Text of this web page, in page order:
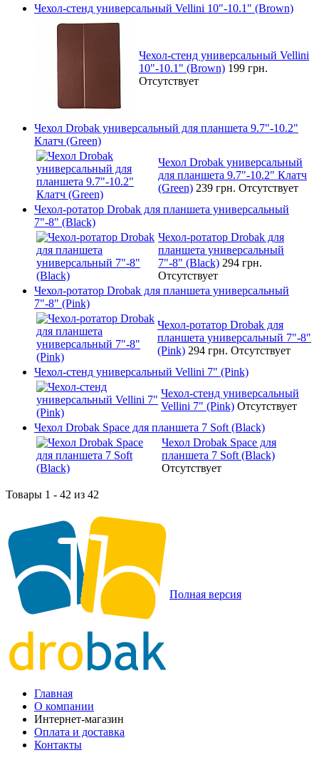
Чехол-стенд универсальный Vellini 10"-10.1" (Brown)
Чехол-стенд универсальный Vellini
10"-10.1" (Brown) 199 грн.
Отсутствует
Чехол Drobak универсальный для планшета 9.7"-10.2"
Клатч (Green)
Чехол Drobak универсальный
для планшета 9.7"-10.2" Клатч
(Green) 239 грн. Отсутствует
Чехол-ротатор Drobak для планшета универсальный
7"-8" (Black)
Чехол-ротатор Drobak для
планшета универсальный
7"-8" (Black) 294 грн.
Отсутствует
Чехол-ротатор Drobak для планшета универсальный
7"-8" (Pink)
Чехол-ротатор Drobak для
планшета универсальный 7"-8"
(Pink) 294 грн. Отсутствует
Чехол-стенд универсальный Vellini 7" (Pink)
Чехол-стенд универсальный
Vellini 7" (Pink) Отсутствует
Чехол Drobak Space для планшета 7 Soft (Black)
Чехол Drobak Space для
планшета 7 Soft (Black)
Отсутствует
Товары 1 - 42 из 42
Полная версия
Главная
О компании
Интернет-магазин
Оплата и доставка
Контакты